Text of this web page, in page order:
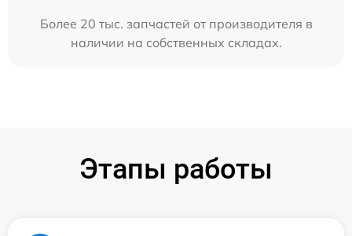
Более 20 тыс. запчастей от производителя в
наличии на собственных складах.
Этапы работы